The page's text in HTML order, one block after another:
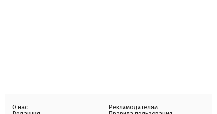
О нас
Рекламодателям